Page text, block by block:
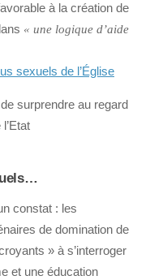
à la création de
« une logique d’aide
sexuels de l’Église
surprendre au regard
constat : les
de domination de
» à s’interroger
et une éducation